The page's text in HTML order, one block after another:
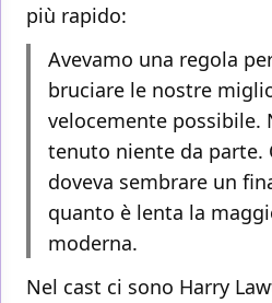
più rapido:
Avevamo una regola
bruciare le nostre
velocemente possibile.
tenuto niente da parte.
doveva sembrare un
quanto è lenta la
moderna.
Nel cast ci sono Harry